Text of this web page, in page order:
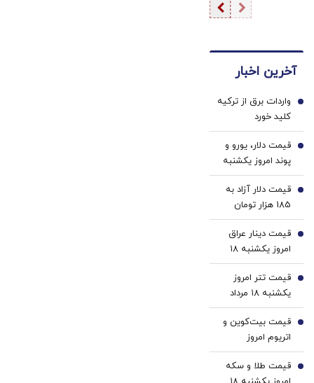
آمریکا به توافق
نزدیک شده
است
آخرین اخبار
واردات برق از ترکیه
کلید خورد
1
قیمت دلار، یورو و
پوند امروز یکشنبه
۱۸ مرداد 1405/
کاهش قیمت دلار و
یورو
2
قیمت دلار آزاد به
185 هزار تومان
رسید
3
قیمت دینار عراق
امروز یکشنبه ۱۸
مرداد 1405/ افزایش
قیمت دینار
4
قیمت تتر امروز
یکشنبه ۱۸ مرداد
1405 / کاهش
قیمت تتر
5
قیمت بیت‌کوین و
اتریوم امروز
یکشنبه ۱۸ مرداد
۱۴۰۵/ افزایش
6
قیمت طلا و سکه 7